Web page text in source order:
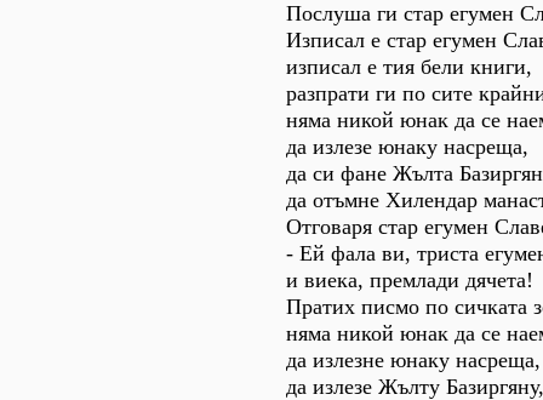
Послуша ги стар егумен
Изписал е стар егумен
изписал е тия бели книги,
разпрати ги по сите
няма никой юнак да се
да излезе юнаку насреща,
да си фане Жълта
да отъмне Хилендар
Отговаря стар егумен
- Ей фала ви, триста
и виека, премлади дячета!
Пратих писмо по сичката
няма никой юнак да се
да излезне юнаку насреща,
да излезе Жълту Базиргяну,